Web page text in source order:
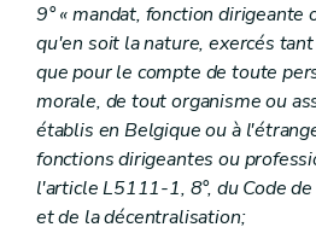
9° « mandat, fonction dirigeante
qu'en soit la nature, exercés
que pour le compte de toute
morale, de tout organisme ou
établis en Belgique ou à
fonctions dirigeantes ou
l'article L5111-1, 8°, du Code
et de la décentralisation;